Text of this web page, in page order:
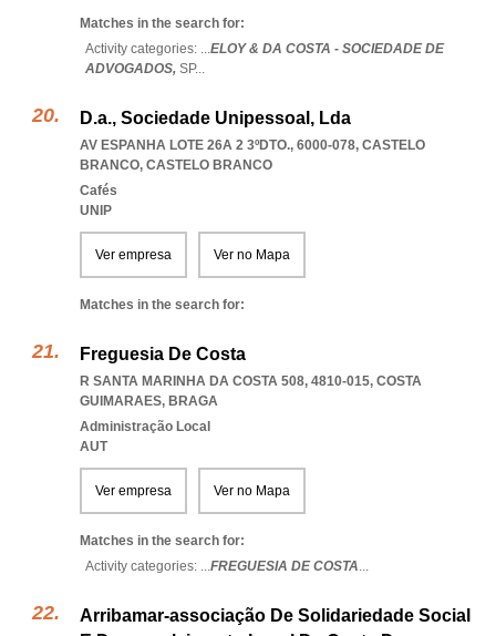
Matches in the search for:
Activity categories: ...ELOY & DA COSTA - SOCIEDADE DE
ADVOGADOS, SP...
D.a., Sociedade Unipessoal, Lda
AV ESPANHA LOTE 26A 2 3ºDTO., 6000-078, CASTELO
BRANCO, CASTELO BRANCO
Cafés
UNIP
Ver empresa Ver no Mapa
Matches in the search for:
Freguesia De Costa
R SANTA MARINHA DA COSTA 508, 4810-015, COSTA
GUIMARAES, BRAGA
Administração Local
AUT
Ver empresa Ver no Mapa
Matches in the search for:
Activity categories: ...FREGUESIA DE COSTA...
Arribamar-associação De Solidariedade Social